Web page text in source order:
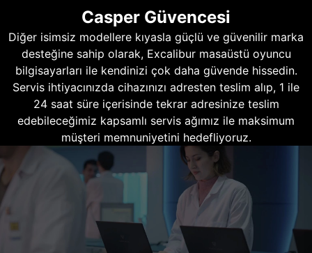
Casper Güvencesi
Diğer isimsiz modellere kıyasla güçlü ve güvenilir marka
desteğine sahip olarak, Excalibur masaüstü oyuncu
bilgisayarları ile kendinizi çok daha güvende hissedin.
Servis ihtiyacınızda cihazınızı adresten teslim alıp, 1 ile
24 saat süre içerisinde tekrar adresinize teslim
edebileceğimiz kapsamlı servis ağımız ile maksimum
müşteri memnuniyetini hedefliyoruz.